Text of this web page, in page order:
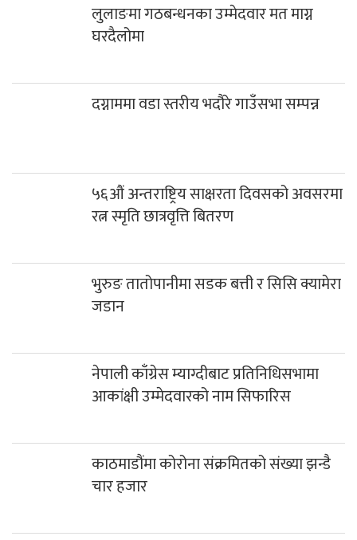
लुलाङमा गठबन्धनका उम्मेदवार मत माग्न
घरदैलोमा
दग्नाममा वडा स्तरीय भदौरे गाउँसभा सम्पन्न
५६औं अन्तराष्ट्रिय साक्षरता दिवसको अवसरमा
रत्न स्मृति छात्रवृत्ति बितरण
भुरुङ तातोपानीमा सडक बत्ती र सिसि क्यामेरा
जडान
नेपाली काँग्रेस म्याग्दीबाट प्रतिनिधिसभामा
आकांक्षी उम्मेदवारको नाम सिफारिस
काठमाडौंमा कोरोना संक्रमितको संख्या झन्डै
चार हजार